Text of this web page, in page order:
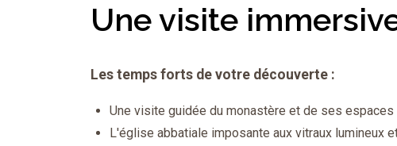
Une visite
Les temps forts de votre découverte :
Une visite guidée du monastère et de ses
L'église abbatiale imposante aux vitraux lumineux